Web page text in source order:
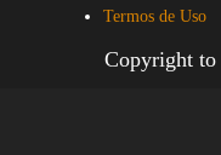
Termos de Uso
Copyright to